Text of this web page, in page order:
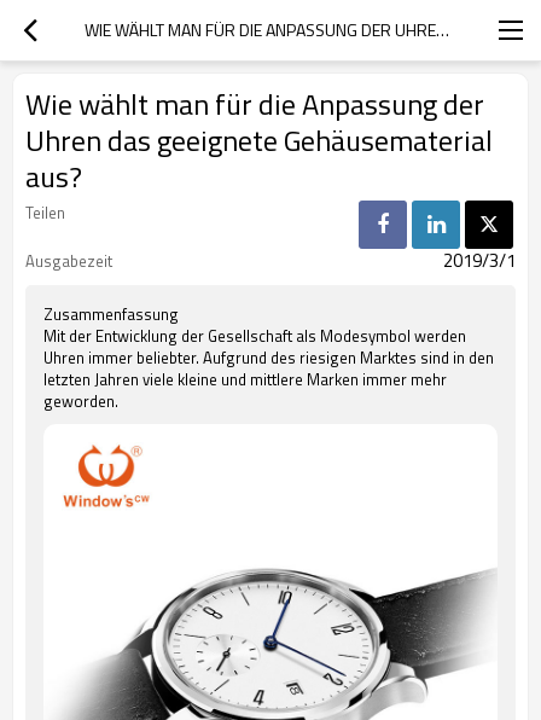
WIE WÄHLT MAN FÜR DIE ANPASSUNG DER UHREN DAS GEEIGNETE GEHÄUSEMATERIAL AUS?
Wie wählt man für die Anpassung der
Uhren das geeignete Gehäusematerial
aus?
Teilen
Ausgabezeit
2019/3/1
Zusammenfassung
Mit der Entwicklung der Gesellschaft als Modesymbol werden
Uhren immer beliebter. Aufgrund des riesigen Marktes sind in den
letzten Jahren viele kleine und mittlere Marken immer mehr
geworden.